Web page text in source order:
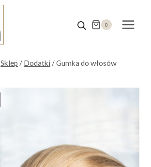
0
Sklep / Dodatki /Gumka do włosów